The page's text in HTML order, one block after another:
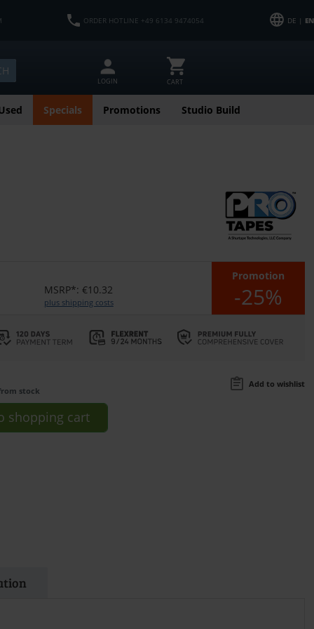
ORDER HOTLINE +49 6134 9474054 DE | EN
LOGIN CART
Specials Promotions Studio Build
MSRP*: €10.32
plus shipping costs
Promotion
-25%
stock
Add to wishlist
shopping cart